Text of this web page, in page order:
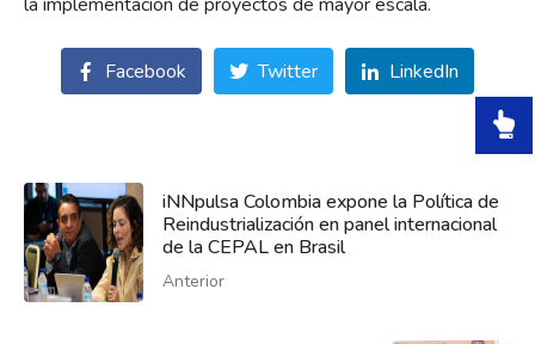
la implementación de proyectos de mayor escala.
Facebook Twitter LinkedIn
iNNpulsa Colombia expone la Política de
Reindustrialización en panel internacional
de la CEPAL en Brasil
Anterior